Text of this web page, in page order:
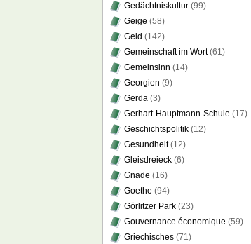
Gedächtniskultur (99)
Geige (58)
Geld (142)
Gemeinschaft im Wort(61)
Gemeinsinn (14)
Georgien (9)
Gerda (3)
Gerhart-Hauptmann-Schule (17)
Geschichtspolitik (12)
Gesundheit(12)
Gleisdreieck (6)
Gnade (16)
Goethe (94)
Görlitzer Park (23)
Gouvernance économique (59)
Griechisches (71)